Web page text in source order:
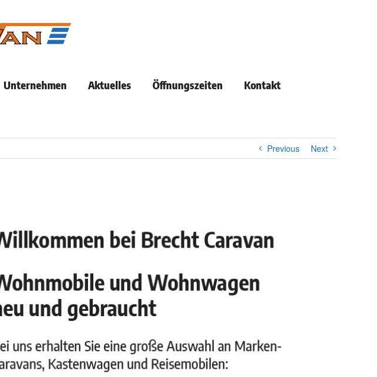
Unternehmen Aktuelles Öffnungszeiten Kontakt
Previous Next